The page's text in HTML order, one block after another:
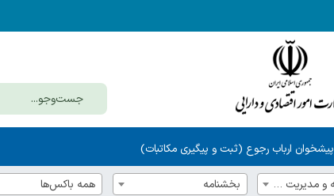
پیشخوان ارباب رجوع (ثبت و پیگیری مکاتبات)
مرکزامورخزانه و مدیریت نقدینگی بخشنامه همه باکس‌ها